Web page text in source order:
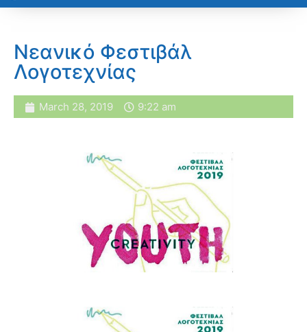
Νεανικό Φεστιβάλ
Λογοτεχνίας
March 28, 2019 9:22 am